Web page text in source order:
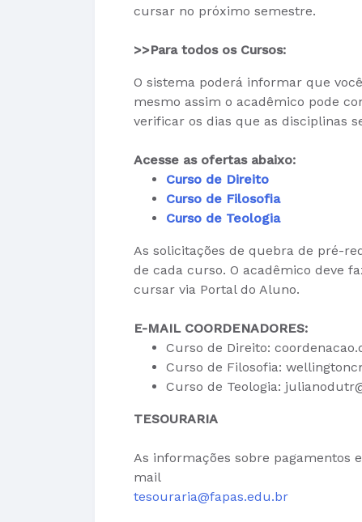
cursar no próximo semestre.
>>Para todos os Cursos:
O sistema poderá informar que
mesmo assim o acadêmico pode
verificar os dias que as disciplinas
Acesse as ofertas abaixo:
Curso de Direito
Curso de Filosofia
Curso de Teologia
As solicitações de quebra de pré-
de cada curso. O acadêmico deve
cursar via Portal do Aluno.
E-MAIL COORDENADORES:
Curso de Direito:
Curso de Filosofia:
Curso de Teologia:
TESOURARIA
As informações sobre pagamentos
mail
tesouraria@fapas.edu.br